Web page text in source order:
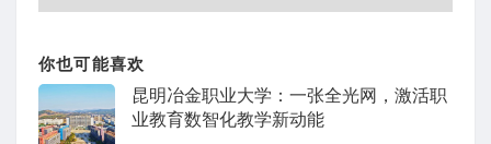
你也可能喜欢
昆明冶金职业大学：一张全光网，激活职
业教育数智化教学新动能